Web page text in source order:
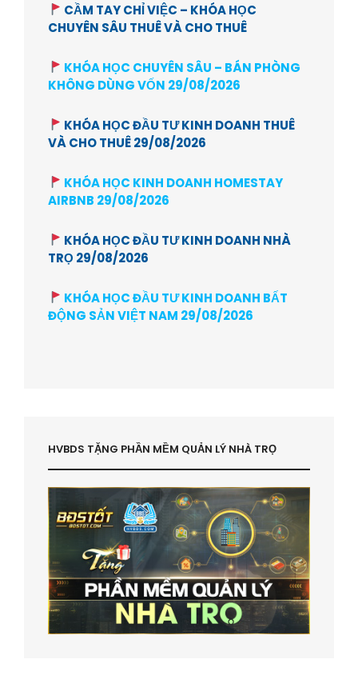
CẦM TAY CHỈ VIỆC – KHÓA HỌC
CHUYÊN SÂU THUÊ VÀ CHO THUÊ
KHÓA HỌC CHUYÊN SÂU – BÁN PHÒNG
KHÔNG DÙNG VỐN 29/08/2026
KHÓA HỌC ĐẦU TƯ KINH DOANH THUÊ
VÀ CHO THUÊ 29/08/2026
KHÓA HỌC KINH DOANH HOMESTAY
AIRBNB 29/08/2026
KHÓA HỌC ĐẦU TƯ KINH DOANH NHÀ
TRỌ 29/08/2026
KHÓA HỌC ĐẦU TƯ KINH DOANH BẤT
ĐỘNG SẢN VIỆT NAM 29/08/2026
HVBDS TẶNG PHẦN MỀM QUẢN LÝ NHÀ TRỌ